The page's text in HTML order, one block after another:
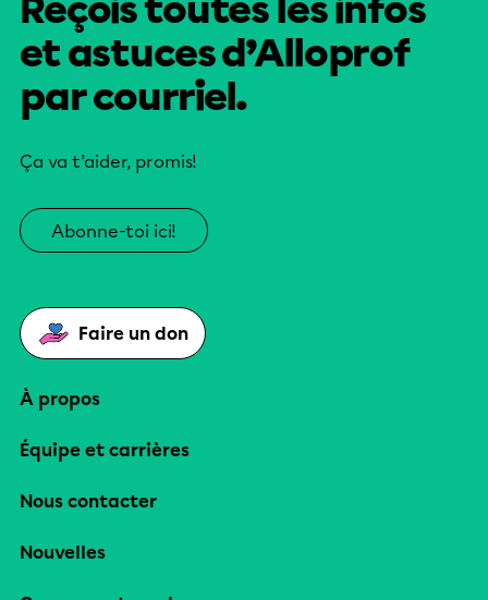
Reçois toutes les infos
et astuces d’Alloprof
par courriel.
Ça va t’aider, promis!
Abonne-toi ici!
Faire un don
À propos
Équipe et carrières
Nous contacter
Nouvelles